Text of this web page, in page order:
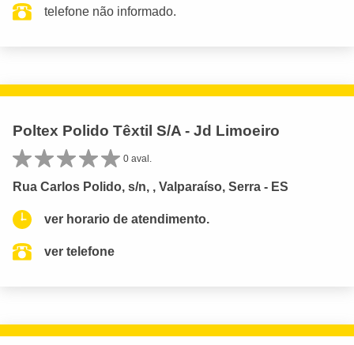
telefone não informado.
Poltex Polido Têxtil S/A - Jd Limoeiro
0 aval.
Rua Carlos Polido, s/n, , Valparaíso, Serra - ES
ver horario de atendimento.
ver telefone